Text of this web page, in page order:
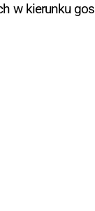
w kierunku